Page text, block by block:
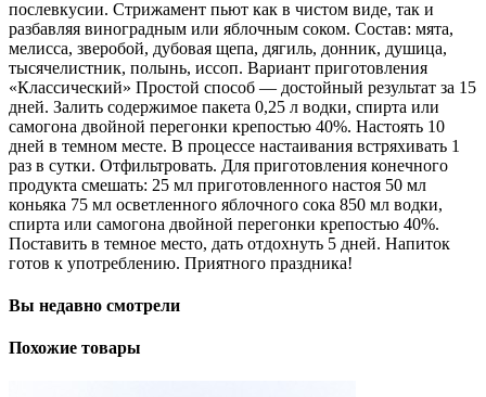
послевкусии. Стрижамент пьют как в чистом виде, так и
разбавляя виноградным или яблочным соком. Состав: мята,
мелисса, зверобой, дубовая щепа, дягиль, донник, душица,
тысячелистник, полынь, иссоп. Вариант приготовления
«Классический» Простой способ — достойный результат за 15
дней. Залить содержимое пакета 0,25 л водки, спирта или
самогона двойной перегонки крепостью 40%. Настоять 10
дней в темном месте. В процессе настаивания встряхивать 1
раз в сутки. Отфильтровать. Для приготовления конечного
продукта смешать: 25 мл приготовленного настоя 50 мл
коньяка 75 мл осветленного яблочного сока 850 мл водки,
спирта или самогона двойной перегонки крепостью 40%.
Поставить в темное место, дать отдохнуть 5 дней. Напиток
готов к употреблению. Приятного праздника!
Вы недавно смотрели
Похожие товары